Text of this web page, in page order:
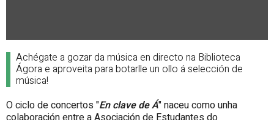
Achégate a gozar da música en directo na Biblioteca
Ágora e aproveita para botarlle un ollo á selección de
música!
O ciclo de concertos "En clave de Á" naceu como unha